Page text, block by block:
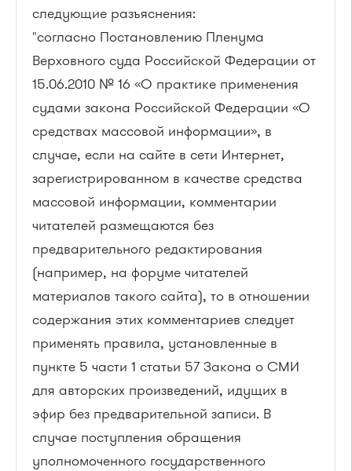
следующие разъяснения:
"согласно Постановлению Пленума
Верховного суда Российской Федерации от
15.06.2010 № 16 «О практике применения
судами закона Российской Федерации «О
средствах массовой информации», в
случае, если на сайте в сети Интернет,
зарегистрированном в качестве средства
массовой информации, комментарии
читателей размещаются без
предварительного редактирования
(например, на форуме читателей
материалов такого сайта), то в отношении
содержания этих комментариев следует
применять правила, установленные в
пункте 5 части 1 статьи 57 Закона о СМИ
для авторских произведений, идущих в
эфир без предварительной записи. В
случае поступления обращения
уполномоченного государственного